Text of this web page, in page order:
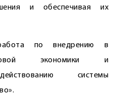
и обеспечивая их
по внедрению в
экономики и
системы